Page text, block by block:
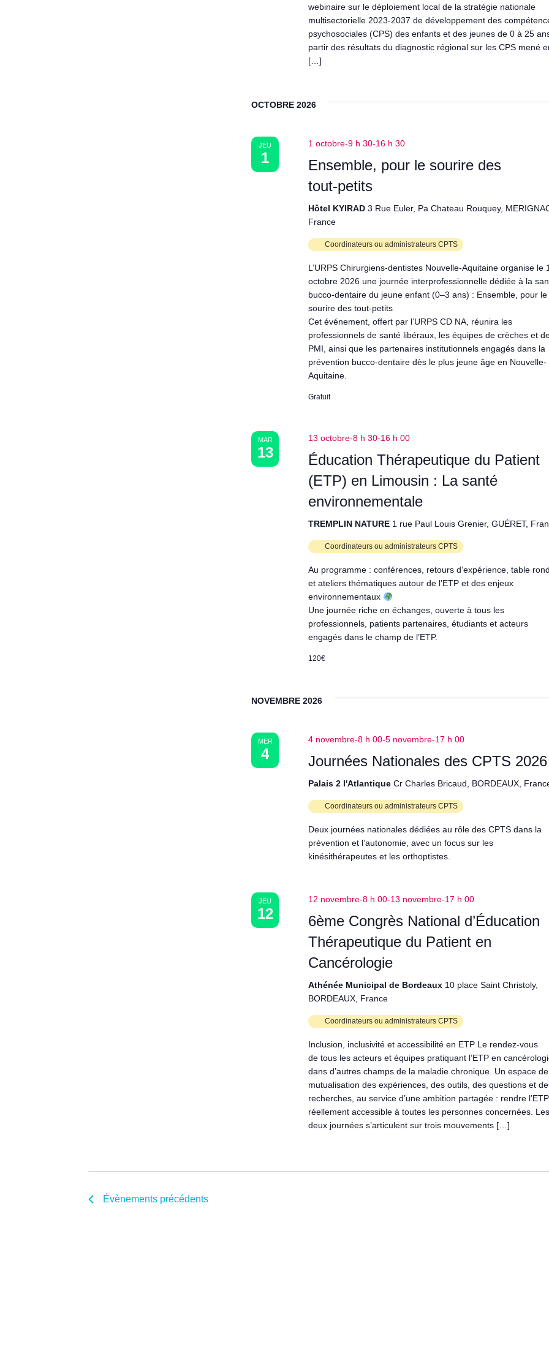
webinaire sur le déploiement local de la stratégie nationale
multisectorielle 2023-2037 de développement des
psychosociales (CPS) des enfants et des jeunes de 0 à 25
partir des résultats du diagnostic régional sur les CPS mené
[…]
OCTOBRE 2026
JEU
1
1 octobre-9 h 30-16 h 30
Ensemble, pour le sourire des
tout‑petits
Hôtel KYIRAD3 Rue Euler, Pa Chateau Rouquey,
France
Coordinateurs ou administrateurs CPTS
L’URPS Chirurgiens-dentistes Nouvelle-Aquitaine organise le
octobre 2026 une journée interprofessionnelle dédiée à la
bucco‑dentaire du jeune enfant (0–3 ans) : Ensemble, pour le
sourire des tout-petits
Cet événement, offert par l’URPS CD NA, réunira les
professionnels de santé libéraux, les équipes de crèches et
PMI, ainsi que les partenaires institutionnels engagés dans la
prévention bucco-dentaire dès le plus jeune âge en Nouvelle-
Aquitaine.
Gratuit
MAR
13
13 octobre-8 h 30-16 h 00
Éducation Thérapeutique du Patient
(ETP) en Limousin : La santé
environnementale
TREMPLIN NATURE 1 rue Paul Louis Grenier, GUÉRET,
Coordinateurs ou administrateurs CPTS
Au programme : conférences, retours d’expérience, table
et ateliers thématiques autour de l’ETP et des enjeux
environnementaux
Une journée riche en échanges, ouverte à tous les
professionnels, patients partenaires, étudiants et acteurs
engagés dans le champ de l’ETP.
120€
NOVEMBRE 2026
MER
4
4 novembre-8 h 00-5 novembre-17 h 00
Journées Nationales des CPTS 2026
Palais 2 l'AtlantiqueCr Charles Bricaud, BORDEAUX,
Coordinateurs ou administrateurs CPTS
Deux journées nationales dédiées au rôle des CPTS dans la
prévention et l’autonomie, avec un focus sur les
kinésithérapeutes et les orthoptistes.
JEU
12
12 novembre-8 h 00-13 novembre-17 h 00
6ème Congrès National d’Éducation
Thérapeutique du Patient en
Cancérologie
Athénée Municipal de Bordeaux 10 place Saint Christoly,
BORDEAUX, France
Coordinateurs ou administrateurs CPTS
Inclusion, inclusivité et accessibilité en ETP Le rendez-vous
de tous les acteurs et équipes pratiquant l’ETP en
dans d’autres champs de la maladie chronique. Un espace de
mutualisation des expériences, des outils, des questions et
recherches, au service d’une ambition partagée : rendre l’ETP
réellement accessible à toutes les personnes concernées.
deux journées s’articulent sur trois mouvements […]
Évènements précédents